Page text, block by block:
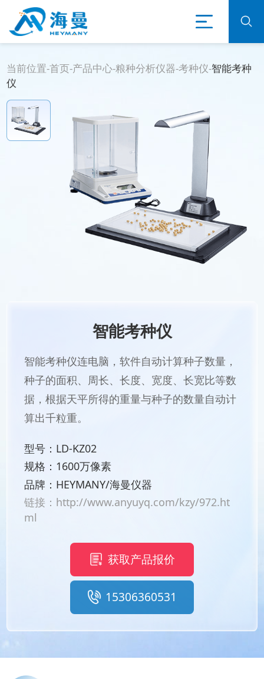
当前位置-首页-产品中心-粮种分析仪器-考种仪-智能考种
仪
智能考种仪
智能考种仪连电脑，软件自动计算种子数量，
种子的面积、周长、长度、宽度、长宽比等数
据，根据天平所得的重量与种子的数量自动计
算出千粒重。
型号：LD-KZ02
规格：1600万像素
品牌：HEYMANY/海曼仪器
链接： http://www.anyuyq.com/kzy/972.ht
ml
获取产品报价
15306360531